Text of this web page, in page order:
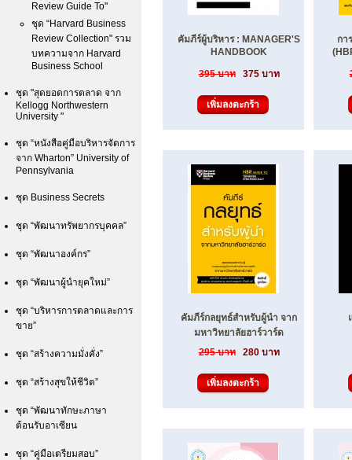
Review Guide To"
ชุด “Harvard Business
Review Collection" รวม
บทความจาก Harvard
Business School
ชุด "สุดยอดการตลาด จาก
Kellogg Northwestern
University "
ชุด “หนังสือคู่มือบริหารจัดการ
จาก Wharton” University of
Pennsylvania
ชุด Business Secrets
ชุด “พัฒนาทรัพยากรบุคคล”
ชุด “พัฒนาองค์กร”
ชุด “พัฒนาผู้นำยุคใหม่”
ชุด “บริหารการตลาดและการ
ขาย”
ชุด “สร้างความมั่งคั่ง”
ชุด “สร้างสุขให้ชีวิต”
ชุด “พัฒนาทักษะภาษา
ต้อนรับอาเซียน
ชุด “คู่มือเตรียมสอบ”
คัมภีร์ผู้บริหาร : MANAGER'S
HANDBOOK
395 บาท
375 บาท
กา
คัมภีร์กลยุทธ์สำหรับผู้นำ จาก
มหาวิทยาลัยฮาร์วาร์ด
295 บาท
280 บาท